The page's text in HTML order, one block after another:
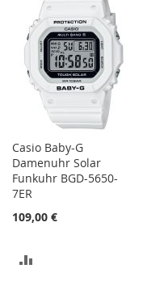
Casio Baby-G
Damenuhr Solar
Funkuhr BGD-5650-
7ER
109,00 €